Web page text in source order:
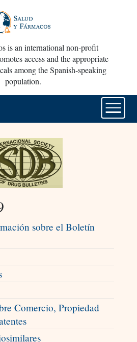
is an international non-profit
access and the appropriate
among the Spanish-speaking
population.
sobre el Boletín
Comercio, Propiedad